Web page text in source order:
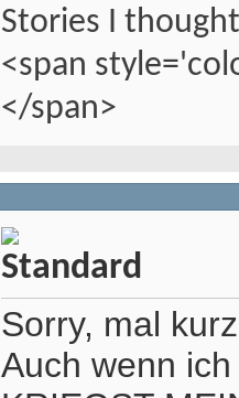
Stories I
<span
</span>
Sorry, mal
Auch wenn